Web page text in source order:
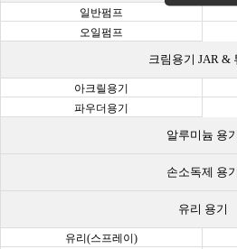
일반펌프
오일펌프
크림용기 JAR &
아크릴용기
파우더용기
알루미늄 용기
손소독제 용기
유리 용기
유리(스프레이)